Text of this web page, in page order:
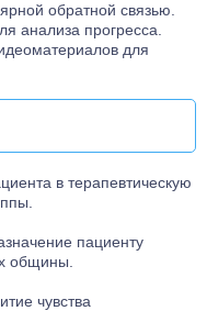
обратной связью.
анализа прогресса.
для
в терапевтическую
пациенту
общины.
чувства